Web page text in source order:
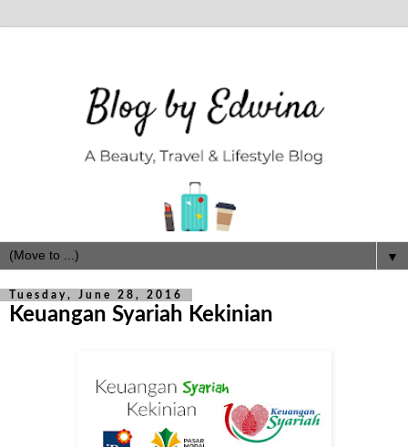
▼
Tuesday, June 28, 2016
Keuangan Syariah Kekinian